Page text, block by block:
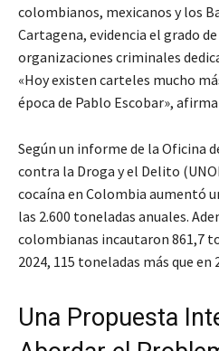
colombianos, mexicanos y los
Cartagena, evidencia el grado
organizaciones criminales
«Hoy existen carteles mucho
época de Pablo Escobar»,
Según un informe de la Oficina
contra la Droga y el Delito
cocaína en Colombia aumentó
las 2.600 toneladas anuales.
colombianas incautaron 861,7
2024, 115 toneladas más que en
Una Propuesta